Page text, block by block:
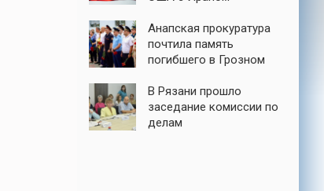
Анапская прокуратура
почтила память
погибшего в Грозном
В Рязани прошло
заседание комиссии по
делам